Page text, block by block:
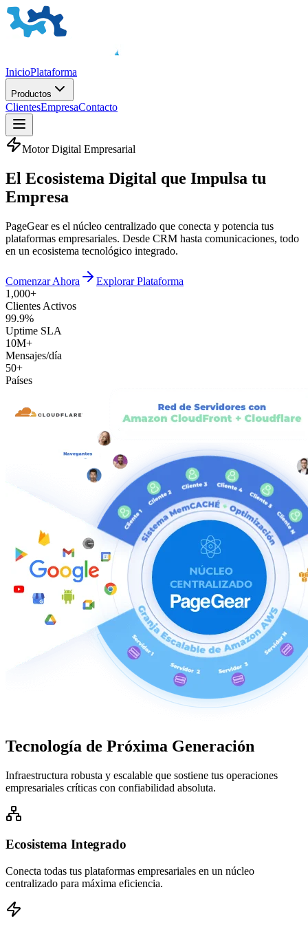
InicioPlataforma
Productos
ClientesEmpresaContacto
Motor Digital Empresarial
El Ecosistema Digital que Impulsa tu
Empresa
PageGear es el núcleo centralizado que conecta y potencia tus
plataformas empresariales. Desde CRM hasta comunicaciones, todo
en un ecosistema tecnológico integrado.
Comenzar Ahora
Explorar Plataforma
1,000+
Clientes Activos
99.9%
Uptime SLA
10M+
Mensajes/día
50+
Países
Tecnología de Próxima Generación
Infraestructura robusta y escalable que sostiene tus operaciones
empresariales críticas con confiabilidad absoluta.
Ecosistema Integrado
Conecta todas tus plataformas empresariales en un núcleo
centralizado para máxima eficiencia.